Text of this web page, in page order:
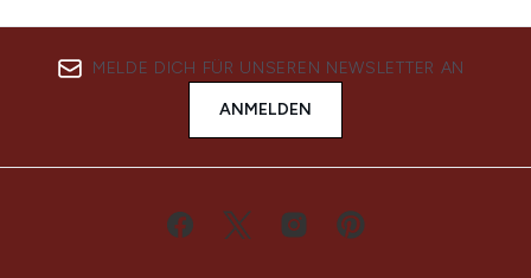
MELDE DICH FÜR UNSEREN NEWSLETTER AN
ANMELDEN